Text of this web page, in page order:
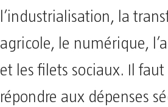
l’industrialisation, la
agricole, le numérique,
et les filets sociaux. Il faut
répondre aux dépenses